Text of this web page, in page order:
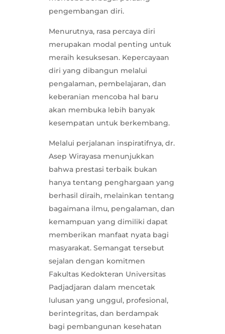
pengembangan diri.
Menurutnya, rasa percaya diri
merupakan modal penting untuk
meraih kesuksesan. Kepercayaan
diri yang dibangun melalui
pengalaman, pembelajaran, dan
keberanian mencoba hal baru
akan membuka lebih banyak
kesempatan untuk berkembang.
Melalui perjalanan inspiratifnya, dr.
Asep Wirayasa menunjukkan
bahwa prestasi terbaik bukan
hanya tentang penghargaan yang
berhasil diraih, melainkan tentang
bagaimana ilmu, pengalaman, dan
kemampuan yang dimiliki dapat
memberikan manfaat nyata bagi
masyarakat. Semangat tersebut
sejalan dengan komitmen
Fakultas Kedokteran Universitas
Padjadjaran dalam mencetak
lulusan yang unggul, profesional,
berintegritas, dan berdampak
bagi pembangunan kesehatan